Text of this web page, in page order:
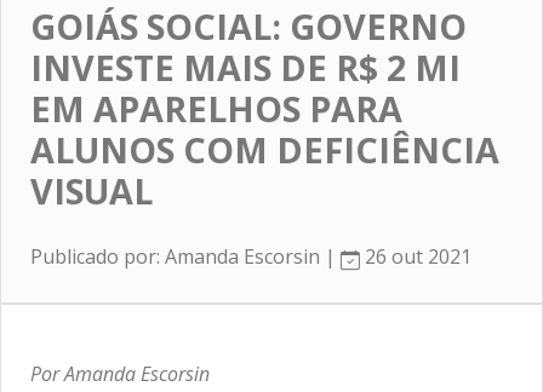
GOIÁS SOCIAL: GOVERNO
INVESTE MAIS DE R$ 2 MI
EM APARELHOS PARA
ALUNOS COM DEFICIÊNCIA
VISUAL
Publicado por: Amanda Escorsin | 26 out 2021
Por Amanda Escorsin